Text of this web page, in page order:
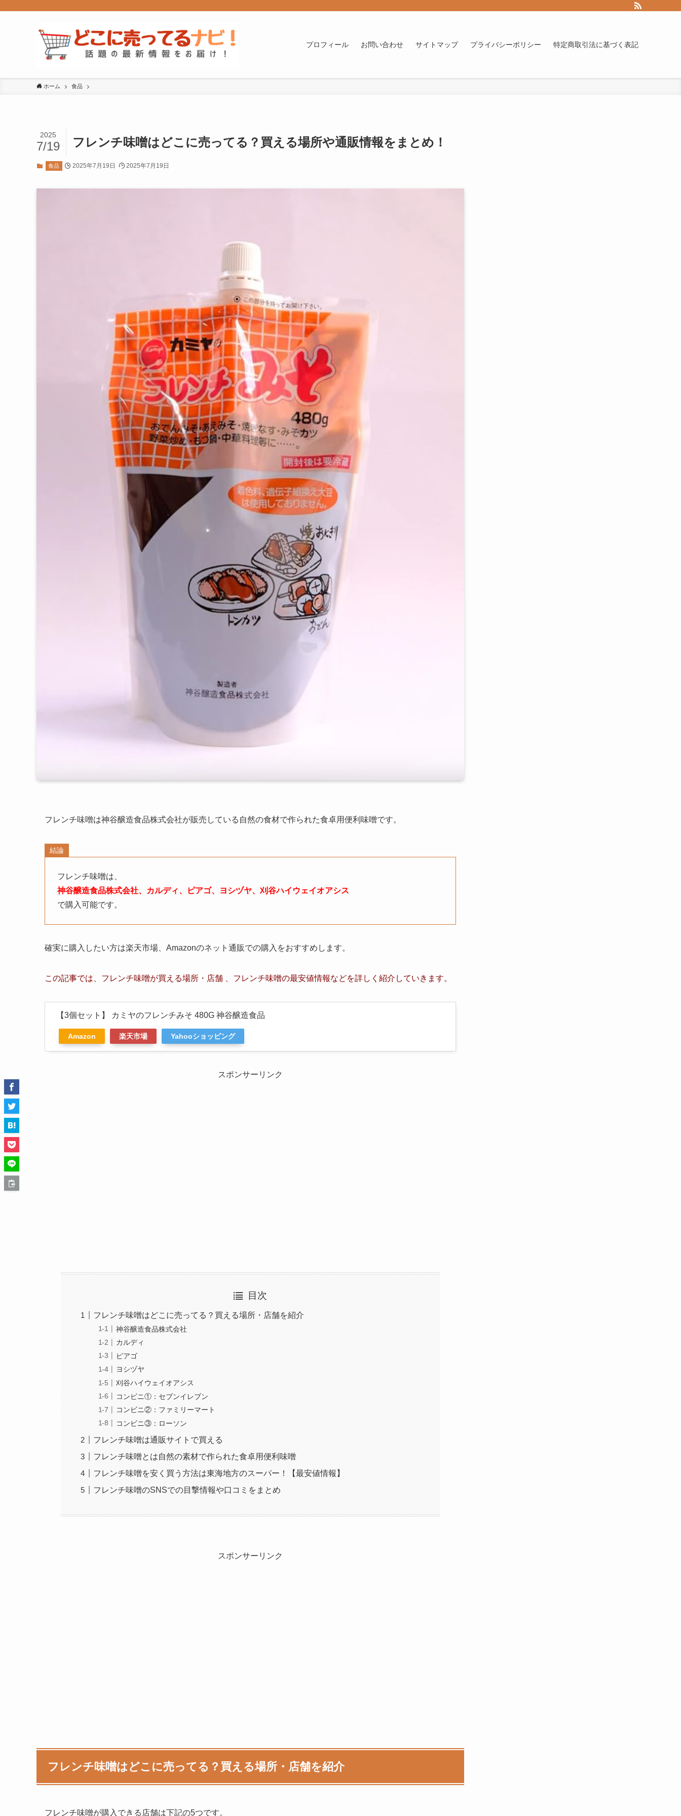
プロフィール お問い合わせ サイトマップ プライバシーポリシー 特定商取引法に基づく表記
ホーム 食品
フレンチ味噌はどこに売ってる？買える場所や通販情報をまとめ！
2025
7/19
食品 2025年7月19日 2025年7月19日
フレンチ味噌は神谷醸造食品株式会社が販売している自然の食材で作られた食卓用便利味噌です。
結論
フレンチ味噌は、
神谷醸造食品株式会社、カルディ、ピアゴ、ヨシヅヤ、刈谷ハイウェイオアシス
で購入可能です。
確実に購入したい方は楽天市場、Amazonのネット通販での購入をおすすめします。
この記事では、 フレンチ味噌が買える場所・店舗 、 フレンチ味噌の最安値情報などを詳しく紹介していきます。
【3個セット】 カミヤのフレンチみそ 480G 神谷醸造食品
Amazon 楽天市場 Yahooショッピング
スポンサーリンク
目次
フレンチ味噌はどこに売ってる？買える場所・店舗を紹介
神谷醸造食品株式会社
カルディ
ピアゴ
ヨシヅヤ
刈谷ハイウェイオアシス
コンビニ①：セブンイレブン
コンビニ②：ファミリーマート
コンビニ③：ローソン
フレンチ味噌は通販サイトで買える
フレンチ味噌とは自然の素材で作られた食卓用便利味噌
フレンチ味噌を安く買う方法は東海地方のスーパー！【最安値情報】
フレンチ味噌のSNSでの目撃情報や口コミをまとめ
スポンサーリンク
フレンチ味噌はどこに売ってる？買える場所・店舗を紹介
フレンチ味噌が購入できる店舗は下記の5つです。